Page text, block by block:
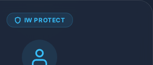
IW PROTECT